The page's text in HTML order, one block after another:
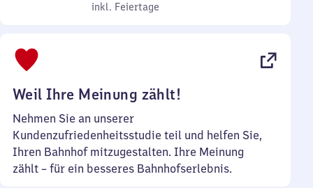
inkl. Feiertage
7
inkl. Feiertage
Weil Ihre Meinung zählt!
Nehmen Sie an unserer
Kundenzufriedenheitsstudie teil und helfen Sie,
Ihren Bahnhof mitzugestalten. Ihre Meinung
zählt – für ein besseres Bahnhofserlebnis.